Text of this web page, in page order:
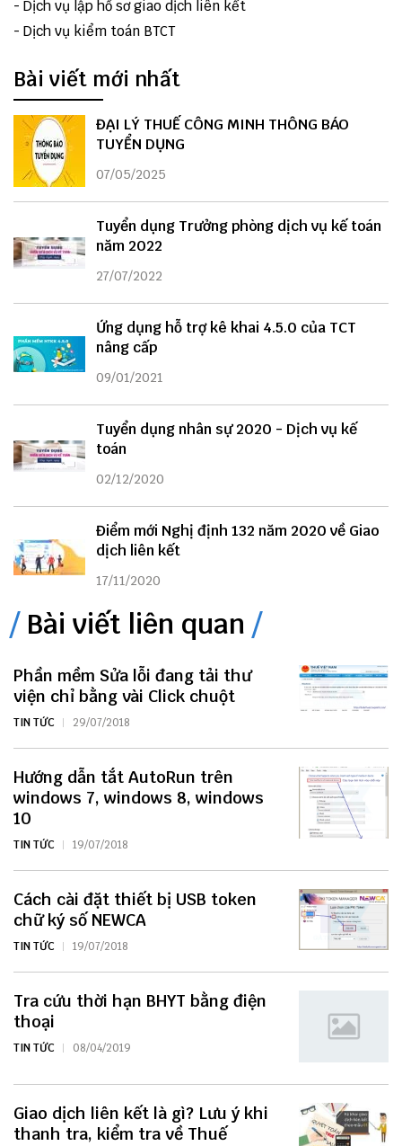
- Dịch vụ lập hồ sơ giao dịch liên kết
- Dịch vụ kiểm toán BTCT
Bài viết mới nhất
ĐẠI LÝ THUẾ CÔNG MINH THÔNG BÁO
TUYỂN DỤNG
07/05/2025
Tuyển dụng Trưởng phòng dịch vụ kế toán
năm 2022
27/07/2022
Ứng dụng hỗ trợ kê khai 4.5.0 của TCT
nâng cấp
09/01/2021
Tuyển dụng nhân sự 2020 - Dịch vụ kế
toán
02/12/2020
Điểm mới Nghị định 132 năm 2020 về Giao
dịch liên kết
17/11/2020
Bài viết liên quan
Phần mềm Sửa lỗi đang tải thư
viện chỉ bằng vài Click chuột
TIN TỨC 29/07/2018
Hướng dẫn tắt AutoRun trên
windows 7, windows 8, windows
10
TIN TỨC 19/07/2018
Cách cài đặt thiết bị USB token
chữ ký số NEWCA
TIN TỨC 19/07/2018
Tra cứu thời hạn BHYT bằng điện
thoại
TIN TỨC 08/04/2019
Giao dịch liên kết là gì? Lưu ý khi
thanh tra, kiểm tra về Thuế